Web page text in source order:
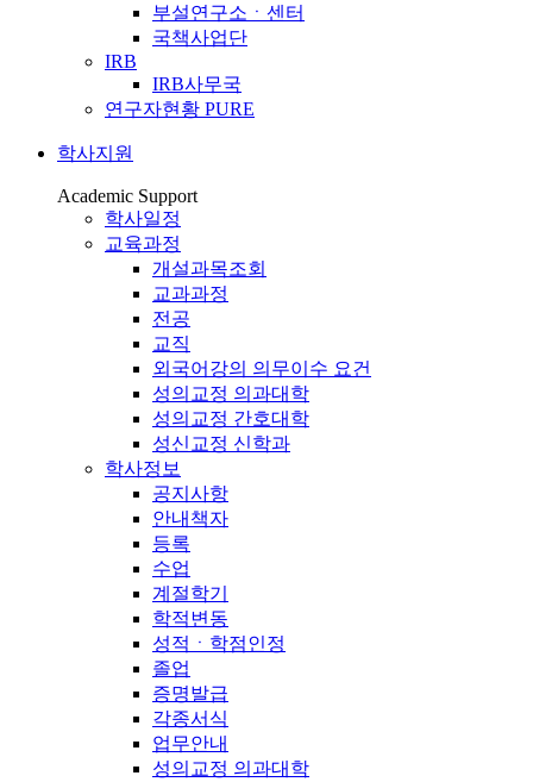
부설연구소ㆍ센터
국책사업단
IRB
IRB사무국
연구자현황 PURE
학사지원
Academic Support
학사일정
교육과정
개설과목조회
교과과정
전공
교직
외국어강의 의무이수 요건
성의교정 의과대학
성의교정 간호대학
성신교정 신학과
학사정보
공지사항
안내책자
등록
수업
계절학기
학적변동
성적ㆍ학점인정
졸업
증명발급
각종서식
업무안내
성의교정 의과대학